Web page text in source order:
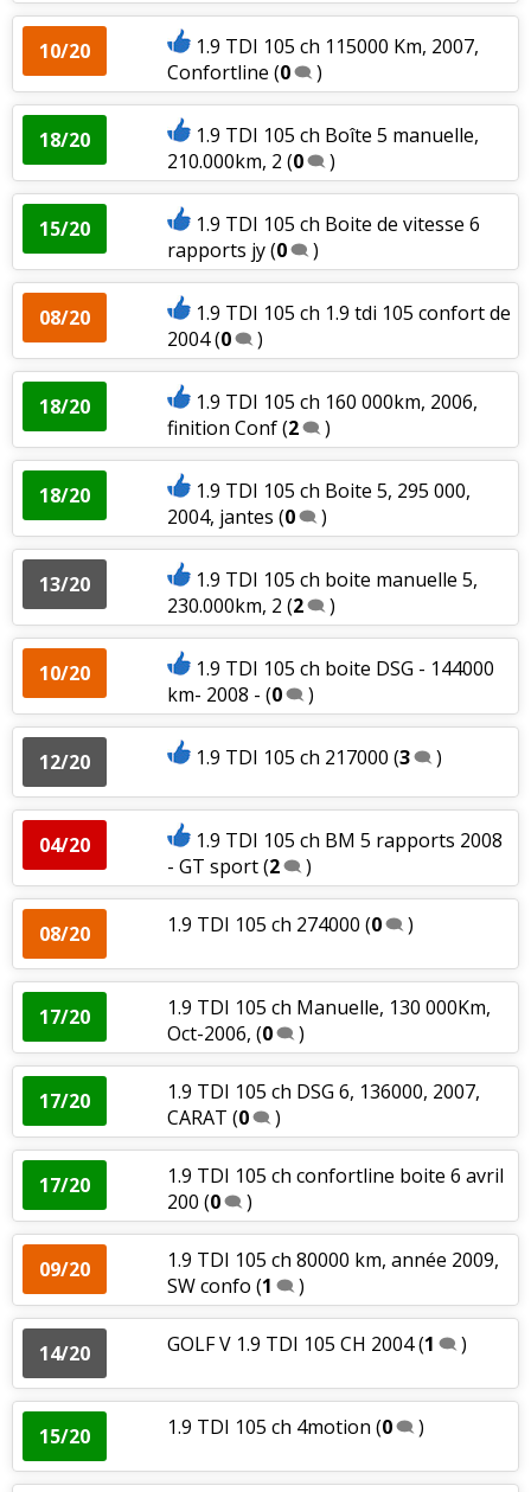
10/20
1.9 TDI 105 ch 115000 Km, 2007,
Confortline (0 )
18/20
1.9 TDI 105 ch Boîte 5 manuelle,
210.000km, 2 (0 )
15/20
1.9 TDI 105 ch Boite de vitesse 6
rapports jy(0 )
08/20
1.9 TDI 105 ch 1.9 tdi 105 confort de
2004(0 )
18/20
1.9 TDI 105 ch 160 000km, 2006,
finition Conf(2 )
18/20
1.9 TDI 105 ch Boite 5, 295 000,
2004, jantes (0 )
13/20
1.9 TDI 105 ch boite manuelle 5,
230.000km, 2 (2 )
10/20
1.9 TDI 105 ch boite DSG - 144000
km- 2008 - (0 )
12/20 1.9 TDI 105 ch 217000 (3 )
04/20
1.9 TDI 105 ch BM 5 rapports 2008
- GT sport(2 )
08/20 1.9 TDI 105 ch 274000 (0 )
17/20
1.9 TDI 105 ch Manuelle, 130 000Km,
Oct-2006, (0 )
17/20
1.9 TDI 105 ch DSG 6, 136000, 2007,
CARAT (0 )
17/20
1.9 TDI 105 ch confortline boite 6 avril
200 (0 )
09/20
1.9 TDI 105 ch 80000 km, année 2009,
SW confo (1 )
14/20 GOLF V 1.9 TDI 105 CH 2004(1 )
15/20 1.9 TDI 105 ch 4motion (0 )